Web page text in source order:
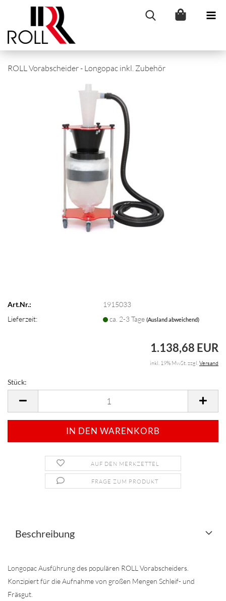
ROLL Vorabscheider - Longopac inkl. Zubehör
Art.Nr.:
1915033
Lieferzeit:
ca. 2-3 Tage(Ausland abweichend)
1.138,68 EUR
inkl. 19% MwSt. zzgl.Versand
Stück:
AUF DEN MERKZETTEL
FRAGE ZUM PRODUKT
Beschreibung
Longopac Ausführung des populären ROLL Vorabscheiders.
Konzipiert für die Aufnahme von großen Mengen Schleif- und
Fräsgut.